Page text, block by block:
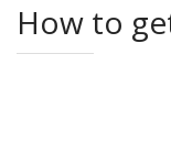
How to